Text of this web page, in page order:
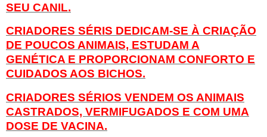
SEU CANIL.
CRIADORES SÉRIS DEDICAM-SE À CRIAÇÃO
DE POUCOS ANIMAIS, ESTUDAM A
GENÉTICA E PROPORCIONAM CONFORTO E
CUIDADOS AOS BICHOS.
CRIADORES SÉRIOS VENDEM OS ANIMAIS
CASTRADOS, VERMIFUGADOS E COM UMA
DOSE DE VACINA.